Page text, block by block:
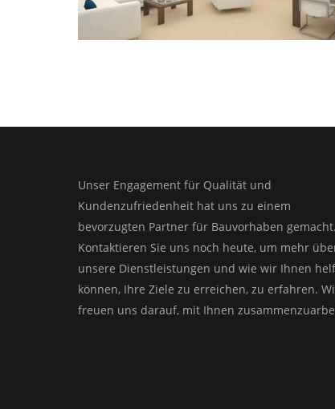
Unser Engagement für Qualität und
Kundenzufriedenheit hat uns zu einem
bevorzugten Partner für Bauvorhaben gemacht.
Kontaktieren Sie uns noch heute, um mehr
unsere Dienstleistungen und wie wir Ihnen
können, Ihre Ziele zu erreichen, zu erfahren.
freuen uns darauf, mit Ihnen